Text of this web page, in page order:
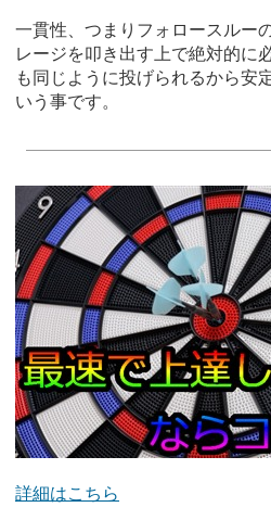
一貫性、つまりフォロースルー
レージを叩き出す上で絶対的に
も同じように投げられるから安
いう事です。
詳細はこちら